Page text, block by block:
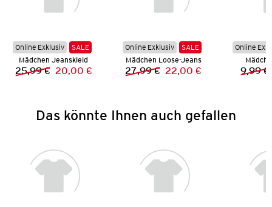
Online Exklusiv
SALE
Mädchen Jeanskleid
Vorheriger Preis:
25,99 € Neuer Preis:
20,00 €
Online Exklusiv
SALE
Mädchen Loose-Jeans
Vorheriger Preis:
27,99 € Neuer Preis:
22,00 €
Online
9,99 €
Das könnte Ihnen auch gefallen